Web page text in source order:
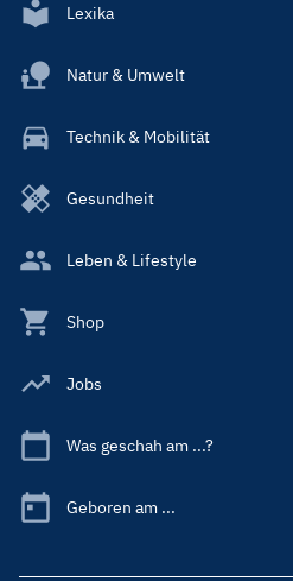
Lexika
Natur & Umwelt
Technik & Mobilität
Gesundheit
Leben & Lifestyle
Shop
Jobs
Was geschah am ...?
Geboren am ...